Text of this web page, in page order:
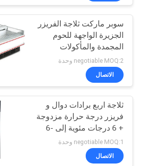
معلومات
جولة
في
المعمل
رقابة
جودة
معدات المطابخ
الغربية
79
الطبخ الصيني
51
سوبر ماركت ثلاجة الفريزر
الجزيرة الواجهة للحوم
المجمدة والمأكولات
البحرية
negotiable MOQ:2 وحدة
الاتصال
ثلاجة اربع برادات دوال و
فريزر درجة حرارة مزدوجة
+ 6 درجات مئوية إلى -6
درجة مئوية / -6 درجة
مئوية إلى -15 درجة مئوية
negotiable MOQ:1 وحدة
الاتصال